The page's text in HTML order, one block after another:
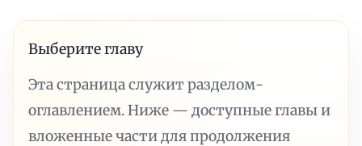
Выберите главу
Эта страница служит разделом-
оглавлением. Ниже — доступные главы и
вложенные части для продолжения